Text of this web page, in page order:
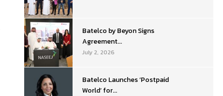
Batelco by Beyon Signs
Agreement...
July 2, 2026
Batelco Launches ‘Postpaid
World’ for...